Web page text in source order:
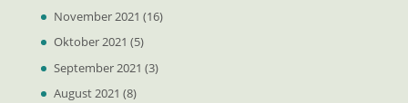
November 2021 (16)
Oktober 2021 (5)
September 2021 (3)
August 2021 (8)